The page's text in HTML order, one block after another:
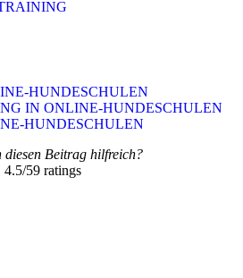
HUNDESCHULEN
IN ONLINE-HUNDESCHULEN
HUNDESCHULEN
diesen Beitrag hilfreich?
4.5/59 ratings